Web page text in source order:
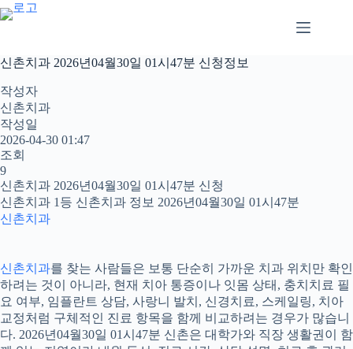
본
문
로
건
너
뛰
기
신촌치과 2026년04월30일 01시47분 신청정보
작성자
신촌치과
작성일
2026-04-30 01:47
조회
9
신촌치과 2026년04월30일 01시47분 신청
신촌치과 1등 신촌치과 정보 2026년04월30일 01시47분
신촌치과
신촌치과를 찾는 사람들은 보통 단순히 가까운 치과 위치만 확인
하려는 것이 아니라, 현재 치아 통증이나 잇몸 상태, 충치치료 필
요 여부, 임플란트 상담, 사랑니 발치, 신경치료, 스케일링, 치아
교정처럼 구체적인 진료 항목을 함께 비교하려는 경우가 많습니
다. 2026년04월30일 01시47분 신촌은 대학가와 직장 생활권이 함